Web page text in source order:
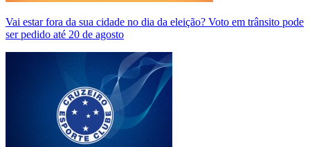
Vai estar fora da sua cidade no dia da eleição? Voto em trânsito pode
ser pedido até 20 de agosto